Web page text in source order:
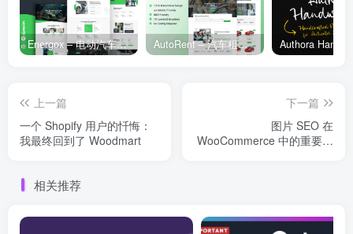
Energox – 电动汽车充电站 Elementor 模板套件 AutoRent – 汽车租赁服务 Elementor 模板套件
上一篇
一个 Shopify 用户的忏悔：
我最终回到了 Woodmart
下一篇
图片 SEO 在
WooCommerce 中的重要性
相关推荐